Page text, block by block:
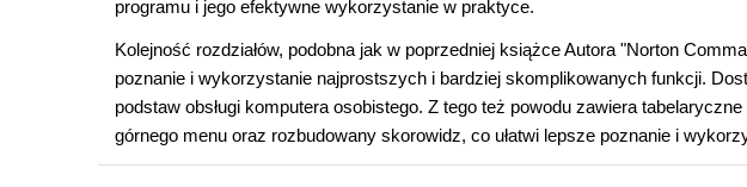
programu i jego efektywne wykorzystanie w praktyce.
Kolejność rozdziałów, podobna jak w poprzedniej książce Autora "Norton
poznanie i wykorzystanie najprostszych i bardziej skomplikowanych funkcji.
podstaw obsługi komputera osobistego. Z tego też powodu zawiera
górnego menu oraz rozbudowany skorowidz, co ułatwi lepsze poznanie i